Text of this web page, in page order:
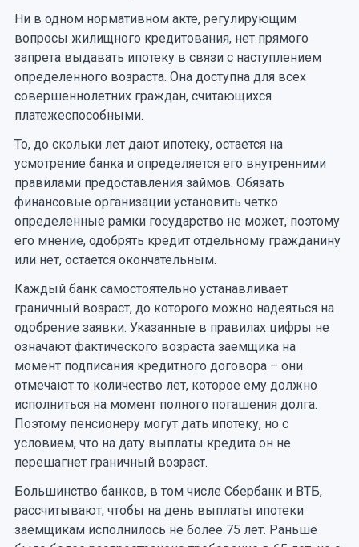
Ни в одном нормативном акте, регулирующим
вопросы жилищного кредитования, нет прямого
запрета выдавать ипотеку в связи с наступлением
определенного возраста. Она доступна для всех
совершеннолетних граждан, считающихся
платежеспособными.
То, до скольки лет дают ипотеку, остается на
усмотрение банка и определяется его внутренними
правилами предоставления займов. Обязать
финансовые организации установить четко
определенные рамки государство не может, поэтому
его мнение, одобрять кредит отдельному гражданину
или нет, остается окончательным.
Каждый банк самостоятельно устанавливает
граничный возраст, до которого можно надеяться на
одобрение заявки. Указанные в правилах цифры не
означают фактического возраста заемщика на
момент подписания кредитного договора – они
отмечают то количество лет, которое ему должно
исполниться на момент полного погашения долга.
Поэтому пенсионеру могут дать ипотеку, но с
условием, что на дату выплаты кредита он не
перешагнет граничный возраст.
Большинство банков, в том числе Сбербанк и ВТБ,
рассчитывают, чтобы на день выплаты ипотеки
заемщикам исполнилось не более 75 лет. Раньше